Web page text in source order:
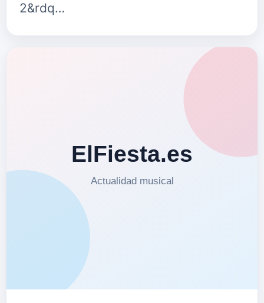
2&rdq…